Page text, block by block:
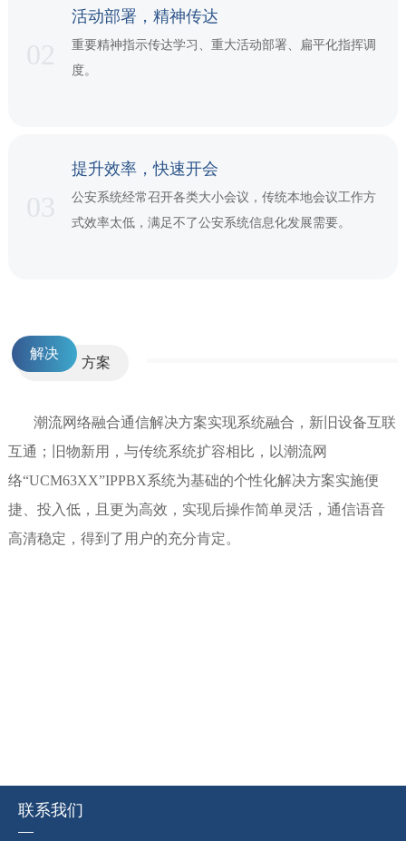
活动部署，精神传达
重要精神指示传达学习、重大活动部署、扁平化指挥调
度。
提升效率，快速开会
公安系统经常召开各类大小会议，传统本地会议工作方
式效率太低，满足不了公安系统信息化发展需要。
解决
方案
潮流网络融合通信解决方案实现系统融合，新旧设备互联
互通；旧物新用，与传统系统扩容相比，以潮流网
络“UCM63XX”IPPBX系统为基础的个性化解决方案实施便
捷、投入低，且更为高效，实现后操作简单灵活，通信语音
高清稳定，得到了用户的充分肯定。
联系我们